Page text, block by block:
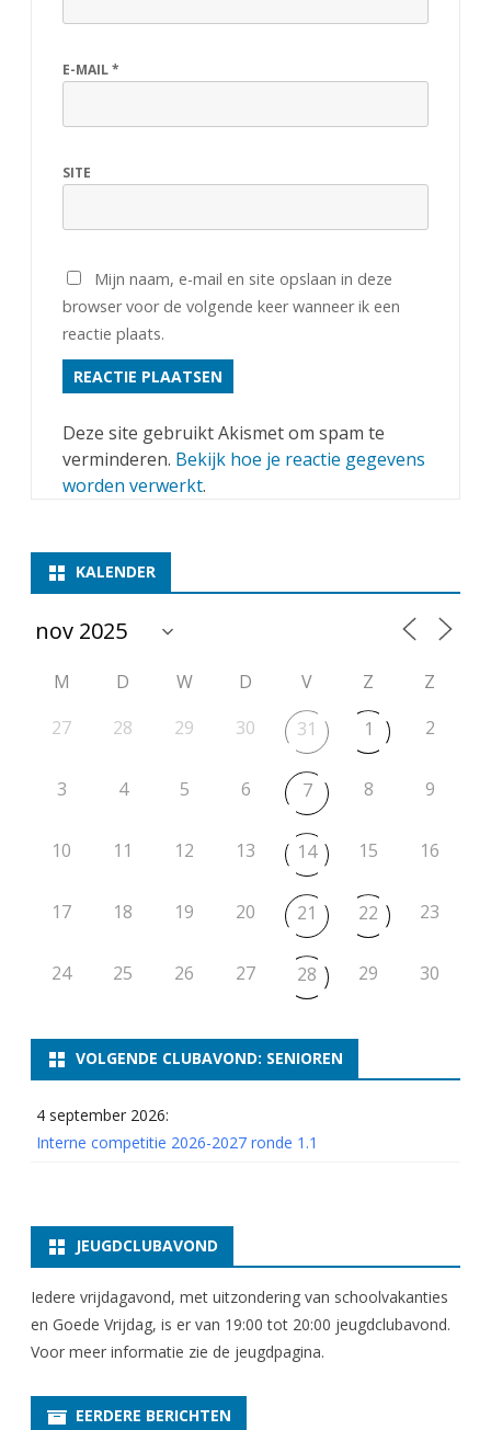
E-MAIL*
SITE
Mijn naam, e-mail en site opslaan in deze
browser voor de volgende keer wanneer ik een
reactie plaats.
Deze site gebruikt Akismet om spam te
verminderen. Bekijk hoe je reactie gegevens
worden verwerkt.
KALENDER
M D W D V Z
Z
27
28 29 30 31 1 2
3 4 5 6 7 8 9
10 11 12 13 14 15 16
17 18 19 20 21 22 23
24 25 26 27 28 29 30
VOLGENDE CLUBAVOND: SENIOREN
4 september 2026:
Interne competitie 2026-2027 ronde 1.1
JEUGDCLUBAVOND
Iedere vrijdagavond, met uitzondering van schoolvakanties
en Goede Vrijdag, is er van 19:00 tot 20:00 jeugdclubavond.
Voor meer informatie zie de jeugdpagina.
EERDERE BERICHTEN